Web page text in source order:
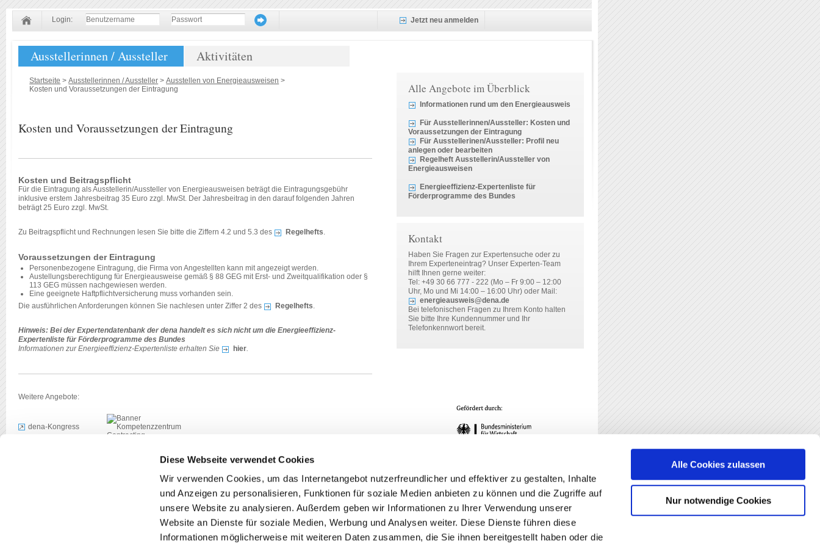
Diese Webseite verwendet Cookies
Wir verwenden Cookies, um das Internetangebot nutzerfreundlicher und effektiver zu gestalten, Inhalte
und Anzeigen zu personalisieren, Funktionen für soziale Medien anbieten zu können und die Zugriffe auf
unsere Website zu analysieren. Außerdem geben wir Informationen zu Ihrer Verwendung unserer
Website an Dienste für soziale Medien, Werbung und Analysen weiter. Diese Dienste führen diese
Informationen möglicherweise mit weiteren Daten zusammen, die Sie ihnen bereitgestellt haben oder die
Alle Cookies zulassen
Nur notwendige Cookies
Login: Jetzt neu anmelden
Ausstellerinnen / Aussteller Aktivitäten
Startseite >Ausstellerinnen / Aussteller >Ausstellen von Energieausweisen >
Kosten und Voraussetzungen der Eintragung
Kosten und Voraussetzungen der Eintragung
Kosten und Beitragspflicht
Für die Eintragung als Ausstellerin/Aussteller von Energieausweisen beträgt die Eintragungsgebühr
inklusive erstem Jahresbeitrag 35 Euro zzgl. MwSt. Der Jahresbeitrag in den darauf folgenden Jahren
beträgt 25 Euro zzgl. MwSt.
Zu Beitragspflicht und Rechnungen lesen Sie bitte die Ziffern 4.2 und 5.3 des Regelhefts.
Voraussetzungen der Eintragung
Personenbezogene Eintragung, die Firma von Angestellten kann mit angezeigt werden.
Austellungsberechtigung für Energieausweise gemäß § 88 GEG mit Erst- und Zweitqualifikation oder §
113 GEG müssen nachgewiesen werden.
Eine geeignete Haftpflichtversicherung muss vorhanden sein.
Die ausführlichen Anforderungen können Sie nachlesen unter Ziffer 2 des
Regelhefts.
Hinweis: Bei der Expertendatenbank der dena handelt es sich nicht um die Energieeffizienz-
Expertenliste für Förderprogramme des Bundes
Informationen zur Energieeffizienz-Expertenliste erhalten Sie
hier.
Alle Angebote im Überblick
Informationen rund um den Energieausweis
Für Ausstellerinnen/Aussteller: Kosten und
Voraussetzungen der Eintragung
Für Ausstellerinen/Aussteller: Profil neu
anlegen oder bearbeiten
Regelheft Ausstellerin/Aussteller von
Energieausweisen
Energieeffizienz-Expertenliste für
Förderprogramme des Bundes
Kontakt
Haben Sie Fragen zur Expertensuche oder zu
Ihrem Experteneintrag? Unser Experten-Team
hilft Ihnen gerne weiter:
Tel: +49 30 66 777 - 222 (Mo – Fr 9:00 – 12:00
Uhr, Mo und Mi 14:00 – 16:00 Uhr) oder Mail:
energieausweis@dena.de
Bei telefonischen Fragen zu Ihrem Konto halten
Sie bitte Ihre Kundennummer und Ihr
Telefonkennwort bereit.
Weitere Angebote:
dena-Kongress
© Deutsche Energie-Agentur GmbH (dena) -Impressum-Kontakt-Nutzungsbedingungen -Datenschutzerklärung-Cookie Policy